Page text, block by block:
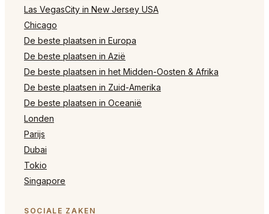
Las VegasCity in New Jersey USA
Chicago
De beste plaatsen in Europa
De beste plaatsen in Azië
De beste plaatsen in het Midden-Oosten & Afrika
De beste plaatsen in Zuid-Amerika
De beste plaatsen in Oceanië
Londen
Parijs
Dubai
Tokio
Singapore
SOCIALE ZAKEN